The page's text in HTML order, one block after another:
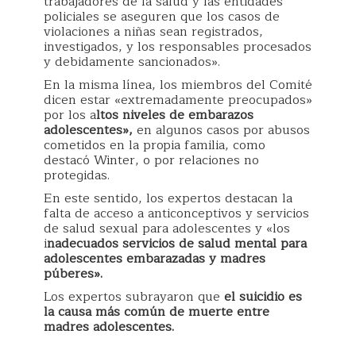
policiales se aseguren que los casos de
violaciones a niñas sean registrados,
investigados, y los responsables procesados
y debidamente sancionados».
En la misma línea, los miembros del Comité
dicen estar «extremadamente preocupados»
por los altos niveles de embarazos
adolescentes», en algunos casos por abusos
cometidos en la propia familia, como
destacó Winter, o por relaciones no
protegidas.
En este sentido, los expertos destacan la
falta de acceso a anticonceptivos y servicios
de salud sexual para adolescentes y «los
inadecuados servicios de salud mental para
adolescentes embarazadas y madres
púberes».
Los expertos subrayaron que el suicidio es
la causa más común de muerte entre
madres adolescentes.